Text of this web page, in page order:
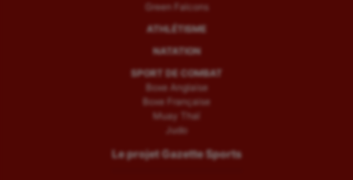
Green Falcons
ATHLÉTISME
NATATION
SPORT DE COMBAT
Boxe Anglaise
Boxe Française
Muay Thaï
Judo
Le projet Gazette Sports